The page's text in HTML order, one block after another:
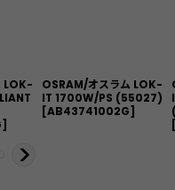
LOK-
]
OSRAM/オスラム LOK-
IT 1700W/PS (55027)
[AB43741002G]